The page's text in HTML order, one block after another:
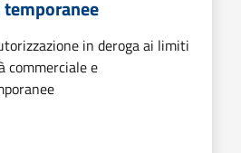
in deroga ai limiti
commerciale e